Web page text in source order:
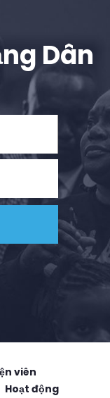
Dân
viên
Hoạt động